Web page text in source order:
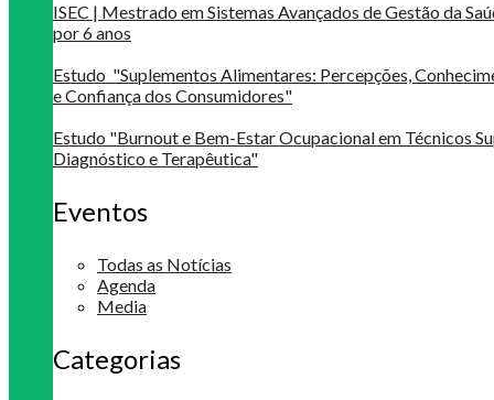
ISEC | Mestrado em Sistemas Avançados de Gestão da
por 6 anos
Estudo "Suplementos Alimentares: Percepções,
e Confiança dos Consumidores"
Estudo "Burnout e Bem-Estar Ocupacional em Técnicos
Diagnóstico e Terapêutica"
Eventos
Todas as Notícias
Agenda
Media
Categorias